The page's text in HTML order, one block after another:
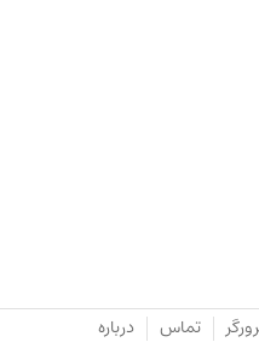
تماس درباره